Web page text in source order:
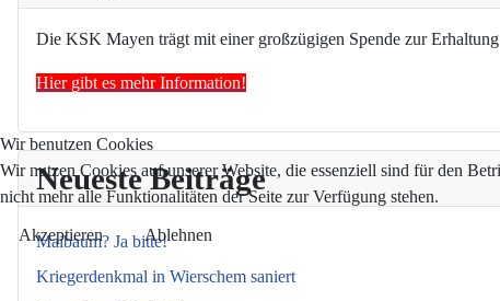
Die KSK Mayen trägt mit einer großzügigen Spende zur
Hier gibt es mehr Information!
Neueste Beiträge
Maibaum? Ja bitte!
Kriegerdenkmal in Wierschem saniert
Wir benutzen Cookies
Wir nutzen Cookies auf unserer Website, die essenziell sind für den
nicht mehr alle Funktionalitäten der Seite zur Verfügung stehen.
Akzeptieren Ablehnen